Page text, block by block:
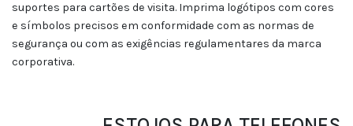
suportes para cartões de visita. Imprima logótipos com cores
e símbolos precisos em conformidade com as normas de
segurança ou com as exigências regulamentares da marca
corporativa.